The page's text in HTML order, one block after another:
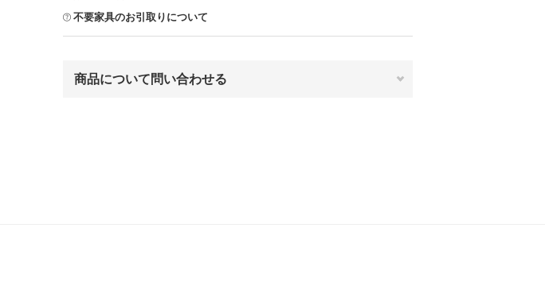
不要家具のお引取りについて
商品について問い合わせる